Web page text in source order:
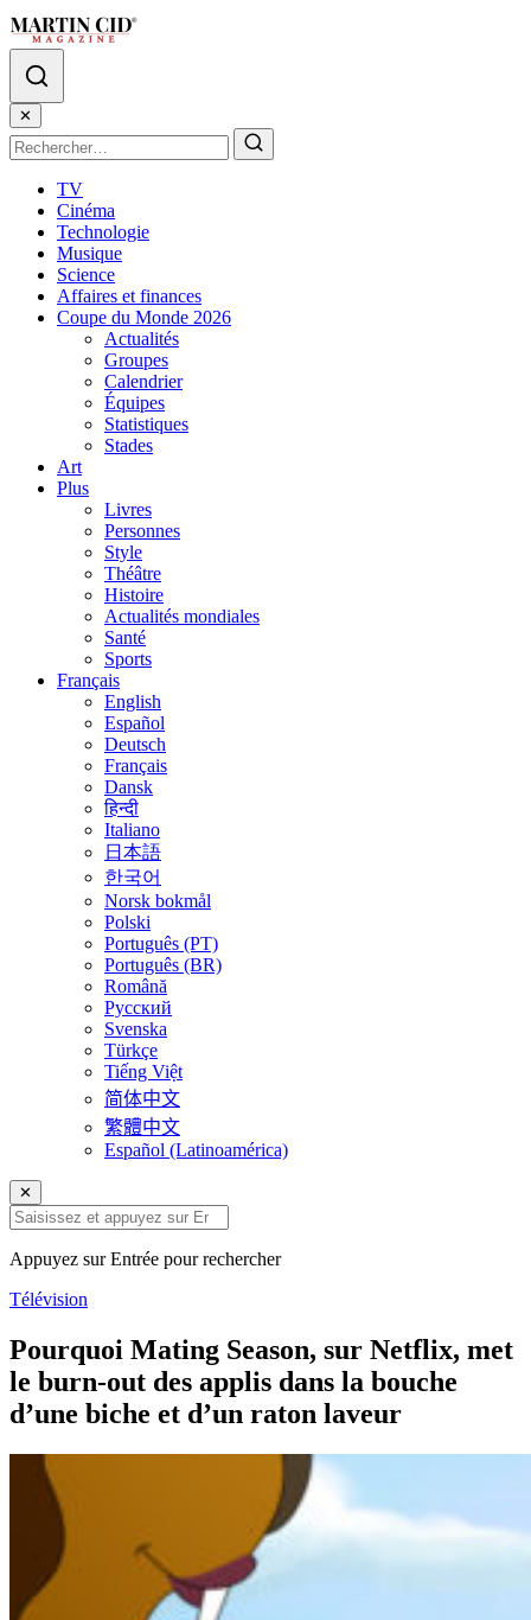
✕
TV
Cinéma
Technologie
Musique
Science
Affaires et finances
Coupe du Monde 2026
Actualités
Groupes
Calendrier
Équipes
Statistiques
Stades
Art
Plus
Livres
Personnes
Style
Théâtre
Histoire
Actualités mondiales
Santé
Sports
Français
English
Español
Deutsch
Français
Dansk
हिन्दी
Italiano
日本語
한국어
Norsk bokmål
Polski
Português (PT)
Português (BR)
Română
Русский
Svenska
Türkçe
Tiếng Việt
简体中文
繁體中文
Español (Latinoamérica)
✕
Appuyez sur Entrée pour rechercher
Télévision
Pourquoi Mating Season, sur Netflix, met
le burn-out des applis dans la bouche
d’une biche et d’un raton laveur